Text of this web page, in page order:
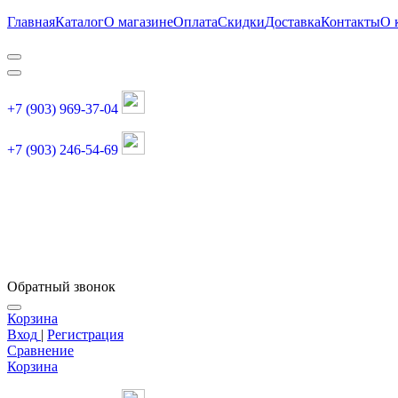
ГлавнаяКаталогО магазинеОплатаСкидкиДоставкаКонтактыО
+7 (903) 969-37-04
+7 (903) 246-54-69
Обратный звонок
Корзина
Вход | Регистрация
Сравнение
Корзина